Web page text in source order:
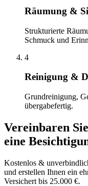
Räumung &
Strukturierte
Schmuck und
4
Reinigung &
Grundreinigung,
übergabefertig.
Vereinbaren
eine
Kostenlos &
und erstellen Ihnen ein
Versichert bis 25.000 €.